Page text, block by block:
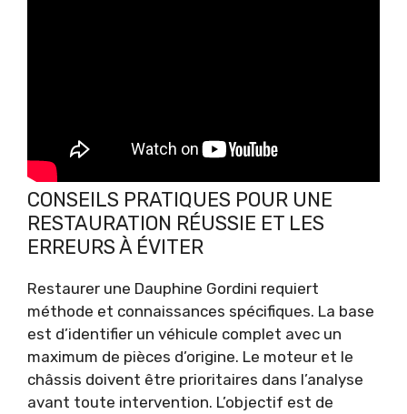
CONSEILS PRATIQUES POUR UNE
RESTAURATION RÉUSSIE ET LES
ERREURS À ÉVITER
Restaurer une Dauphine Gordini requiert
méthode et connaissances spécifiques. La base
est d’identifier un véhicule complet avec un
maximum de pièces d’origine. Le moteur et le
châssis doivent être prioritaires dans l’analyse
avant toute intervention. L’objectif est de